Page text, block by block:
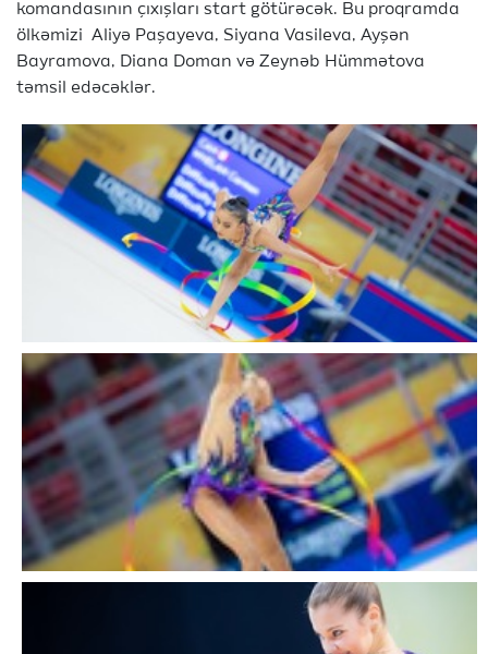
komandasının çıxışları start götürəcək. Bu proqramda
ölkəmizi Aliyə Paşayeva, Siyana Vasileva, Ayşən
Bayramova, Diana Doman və Zeynəb Hümmətova
təmsil edəcəklər.